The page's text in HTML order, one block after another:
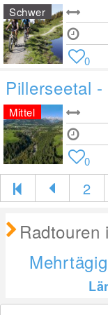
Schwer
0
Pillerseetal
Mittel
0
2
Radtouren